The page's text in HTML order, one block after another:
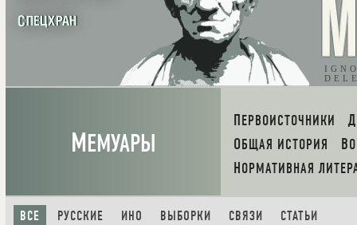
СПЕЦХРАН
МЕМУАРЫ
ПЕРВОИСТОЧНИКИ
ОБЩАЯ ИСТОРИЯ
НОРМАТИВНАЯ
ВСЕ РУССКИЕ ИНО ВЫБОРКИ СВЯЗИ СТАТЬИ